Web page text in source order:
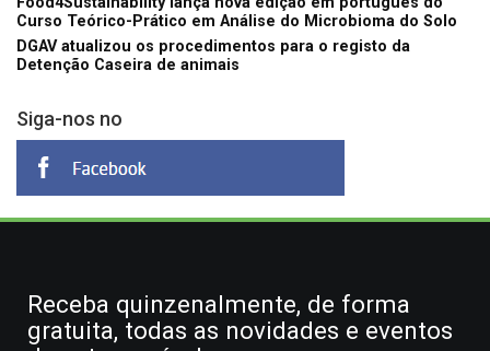
Curso Teórico-Prático em Análise do Microbioma do Solo
DGAV atualizou os procedimentos para o registo da
Detenção Caseira de animais
Siga-nos no
Receba quinzenalmente, de forma
gratuita, todas as novidades e eventos